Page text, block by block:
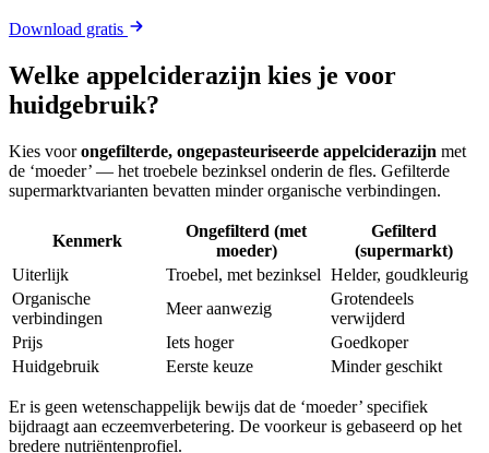
Download gratis
Welke appelciderazijn kies je voor
huidgebruik?
Kies voorongefilterde, ongepasteuriseerde appelciderazijn met
de ‘moeder’ — het troebele bezinksel onderin de fles. Gefilterde
supermarktvarianten bevatten minder organische verbindingen.
Kenmerk
Ongefilterd (met
moeder)
Gefilterd
(supermarkt)
Uiterlijk
Troebel, met bezinksel Helder, goudkleurig
Organische
verbindingen
Meer aanwezig
Grotendeels
verwijderd
Prijs
Iets hoger
Goedkoper
Huidgebruik
Eerste keuze Minder geschikt
Er is geen wetenschappelijk bewijs dat de ‘moeder’ specifiek
bijdraagt aan eczeemverbetering. De voorkeur is gebaseerd op het
bredere nutriëntenprofiel.